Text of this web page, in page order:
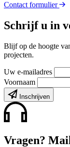
Contact formulier
Schrijf u in
Blijf op de hoogte
projecten.
Uw e-mailadres
Voornaam
Inschrijven
Vragen?